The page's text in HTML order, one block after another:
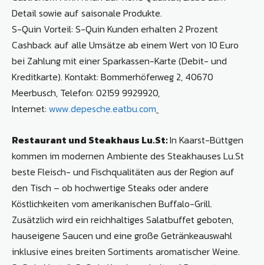
Detail sowie auf saisonale Produkte.
S-Quin Vorteil: S-Quin Kunden erhalten 2 Prozent
Cashback auf alle Umsätze ab einem Wert von 10 Euro
bei Zahlung mit einer Sparkassen-Karte (Debit- und
Kreditkarte). Kontakt: Bommerhöferweg 2, 40670
Meerbusch, Telefon: 02159 9929920,
Internet: www.depesche.eatbu.com
Restaurant und Steakhaus Lu.St:In Kaarst-Büttgen
kommen im modernen Ambiente des Steakhauses Lu.St
beste Fleisch- und Fischqualitäten aus der Region auf
den Tisch – ob hochwertige Steaks oder andere
Köstlichkeiten vom amerikanischen Buffalo-Grill.
Zusätzlich wird ein reichhaltiges Salatbuffet geboten,
hauseigene Saucen und eine große Getränkeauswahl
inklusive eines breiten Sortiments aromatischer Weine.